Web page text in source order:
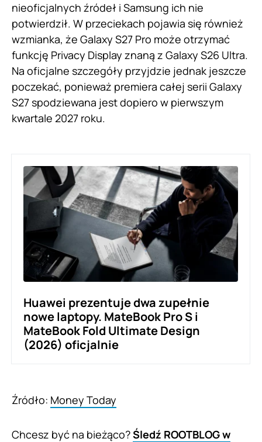
nieoficjalnych źródeł i Samsung ich nie
potwierdził. W przeciekach pojawia się również
wzmianka, że Galaxy S27 Pro może otrzymać
funkcję Privacy Display znaną z Galaxy S26 Ultra.
Na oficjalne szczegóły przyjdzie jednak jeszcze
poczekać, ponieważ premiera całej serii Galaxy
S27 spodziewana jest dopiero w pierwszym
kwartale 2027 roku.
Huawei prezentuje dwa zupełnie
nowe laptopy. MateBook Pro S i
MateBook Fold Ultimate Design
(2026) oficjalnie
Źródło: Money Today
Chcesz być na bieżąco?Śledź ROOTBLOG w